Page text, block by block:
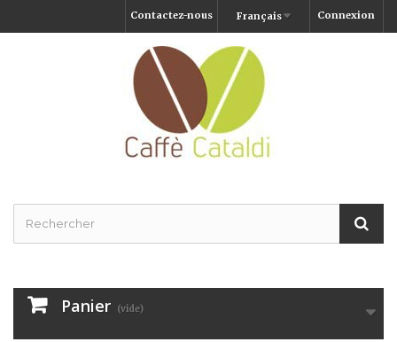
Connexion
Français
Contactez-nous
Panier (vide)